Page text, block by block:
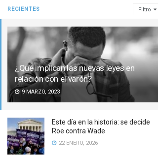
RECIENTES Filtro
¿Qué implican las nuevas leyes en
relación con el varón?
9 MARZO, 2023
Este día en la historia: se decide
Roe contra Wade
22 ENERO, 2026